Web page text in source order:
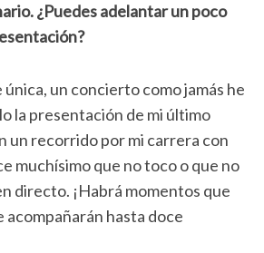
¿Puedes adelantar un poco
única, un concierto como jamás he
la presentación de mi último
un recorrido por mi carrera con
muchísimo que no toco o que no
directo. ¡Habrá momentos que
acompañarán hasta doce